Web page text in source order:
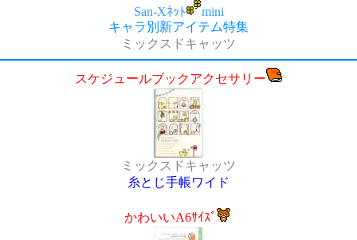
San-Xﾈｯﾄ
mini
キャラ別新アイテム特集
ミックスドキャッツ
スケジュールブックアクセサリー
ミックスドキャッツ
糸とじ手帳ワイド
かわいいA6ｻｲｽﾞ